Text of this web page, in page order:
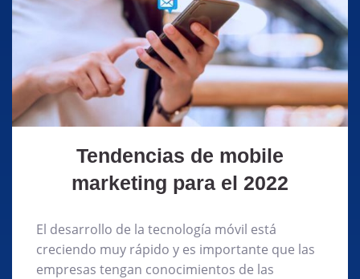
Tendencias de mobile
marketing para el 2022
El desarrollo de la tecnología móvil está
creciendo muy rápido y es importante que las
empresas tengan conocimientos de las